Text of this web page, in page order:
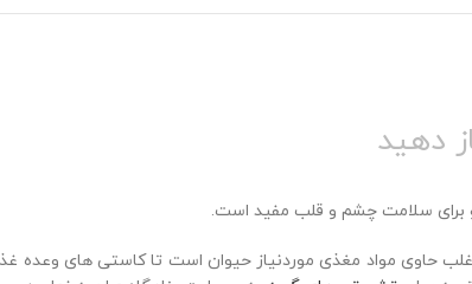
دهید
برای سلامت چشم و قلب مفید است.
حاوی مواد مغذی موردنیاز حیوان است تا کاستی های وعده